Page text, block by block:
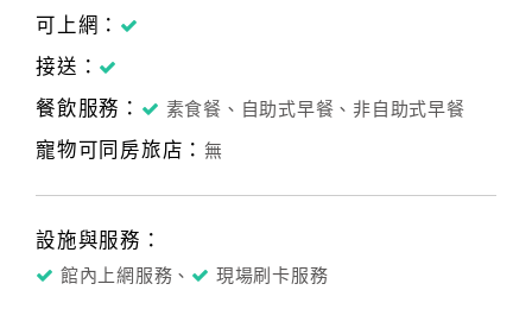
可上網：
接送：
餐飲服務：
素食餐、自助式早餐、非自助式早餐
寵物可同房旅店： 無
設施與服務：
館內上網服務、 現場刷卡服務